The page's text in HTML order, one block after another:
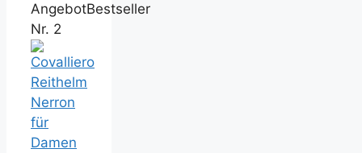
AngebotBestseller
Nr. 2